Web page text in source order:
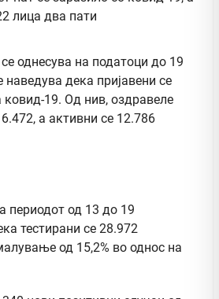
однесува на податоци до 19
наведува дека пријавени се
ковид-19. Од нив, оздравеле
а активни се 12.786
периодот од 13 до 19
тестирани се 28.972
од 15,2% во однос на